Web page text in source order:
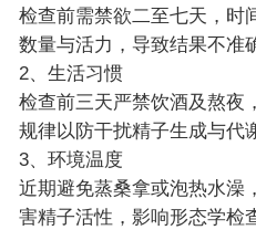
检查前需禁欲二至七天，时
数量与活力，导致结果不准
2、生活习惯
检查前三天严禁饮酒及熬夜
规律以防干扰精子生成与代
3、环境温度
近期避免蒸桑拿或泡热水澡
害精子活性，影响形态学检